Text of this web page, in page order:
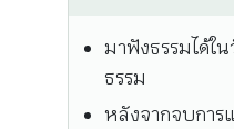
มาฟังธรรมได้ใ
ธรรม
หลังจากจบการ